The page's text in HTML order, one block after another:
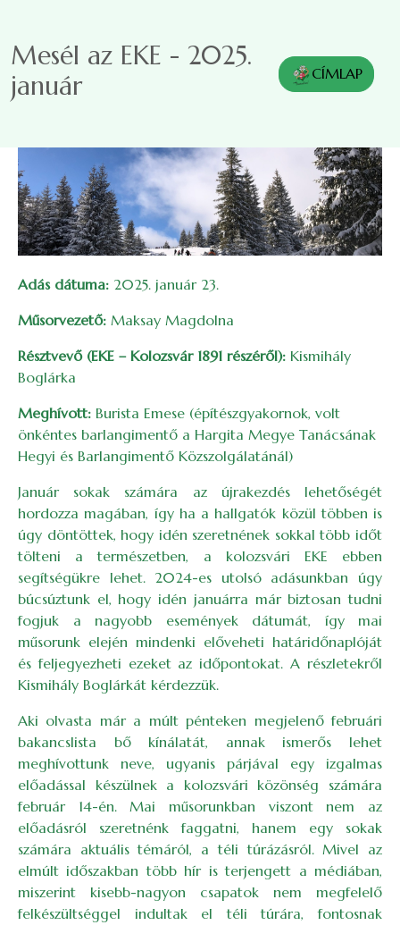
Mesél az EKE - 2025.
január
CÍMLAP
Adás dátuma: 2025. január 23.
Műsorvezető: Maksay Magdolna
Résztvevő (EKE – Kolozsvár 1891 részéről): Kismihály
Boglárka
Meghívott: Burista Emese (építészgyakornok, volt
önkéntes barlangimentő a Hargita Megye Tanácsának
Hegyi és Barlangimentő Közszolgálatánál)
Január sokak számára az újrakezdés lehetőségét
hordozza magában, így ha a hallgatók közül többen is
úgy döntöttek, hogy idén szeretnének sokkal több időt
tölteni a természetben, a kolozsvári EKE ebben
segítségükre lehet. 2024-es utolsó adásunkban úgy
búcsúztunk el, hogy idén januárra már biztosan tudni
fogjuk a nagyobb események dátumát, így mai
műsorunk elején mindenki előveheti határidőnaplóját
és feljegyezheti ezeket az időpontokat. A részletekről
Kismihály Boglárkát kérdezzük.
Aki olvasta már a múlt pénteken megjelenő februári
bakancslista bő kínálatát, annak ismerős lehet
meghívottunk neve, ugyanis párjával egy izgalmas
előadással készülnek a kolozsvári közönség számára
február 14-én. Mai műsorunkban viszont nem az
előadásról szeretnénk faggatni, hanem egy sokak
számára aktuális témáról, a téli túrázásról. Mivel az
elmúlt időszakban több hír is terjengett a médiában,
miszerint kisebb-nagyon csapatok nem megfelelő
felkészültséggel indultak el téli túrára, fontosnak